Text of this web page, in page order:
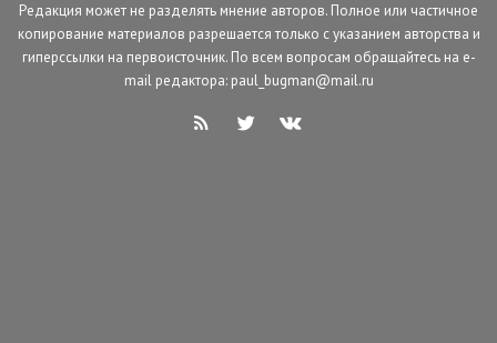
Редакция может не разделять мнение авторов. Полное или частичное
копирование материалов разрешается только с указанием авторства и
гиперссылки на первоисточник. По всем вопросам обращайтесь на e-
mail редактора: paul_bugman@mail.ru